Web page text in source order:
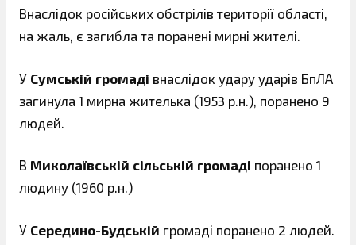
Внаслідок російських обстрілів території області,
на жаль, є загибла та поранені мирні жителі.
У Сумській громаді внаслідок удару ударів БпЛА
загинула 1 мирна жителька (1953 р.н.), поранено 9
людей.
В Миколаївській сільській громаді поранено 1
людину (1960 р.н.)
У Середино-Будській громаді поранено 2 людей.